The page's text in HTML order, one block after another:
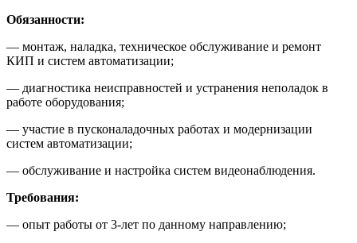
Обязанности:
— монтаж, наладка, техническое обслуживание и ремонт
КИП и систем автоматизации;
— диагностика неисправностей и устранения неполадок в
работе оборудования;
— участие в пусконаладочных работах и модернизации
систем автоматизации;
— обслуживание и настройка систем видеонаблюдения.
Требования:
— опыт работы от 3-лет по данному направлению;